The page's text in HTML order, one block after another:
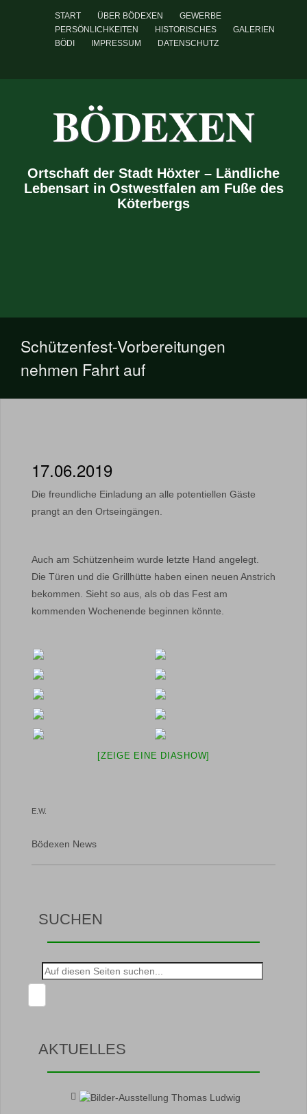
START ÜBER BÖDEXEN
GEWERBE
PERSÖNLICHKEITEN
HISTORISCHES
GALERIEN
BÖDI
IMPRESSUM DATENSCHUTZ
BÖDEXEN
Ortschaft der Stadt Höxter – Ländliche
Lebensart in Ostwestfalen am Fuße des
Köterbergs
Schützenfest-Vorbereitungen
nehmen Fahrt auf
17.06.2019
Die freundliche Einladung an alle potentiellen Gäste
prangt an den Ortseingängen.
Auch am Schützenheim wurde letzte Hand angelegt.
Die Türen und die Grillhütte haben einen neuen Anstrich
bekommen. Sieht so aus, als ob das Fest am
kommenden Wochenende beginnen könnte.
[ZEIGE EINE DIASHOW]
E.W.
Bödexen News
SUCHEN
Suche
nach:
AKTUELLES